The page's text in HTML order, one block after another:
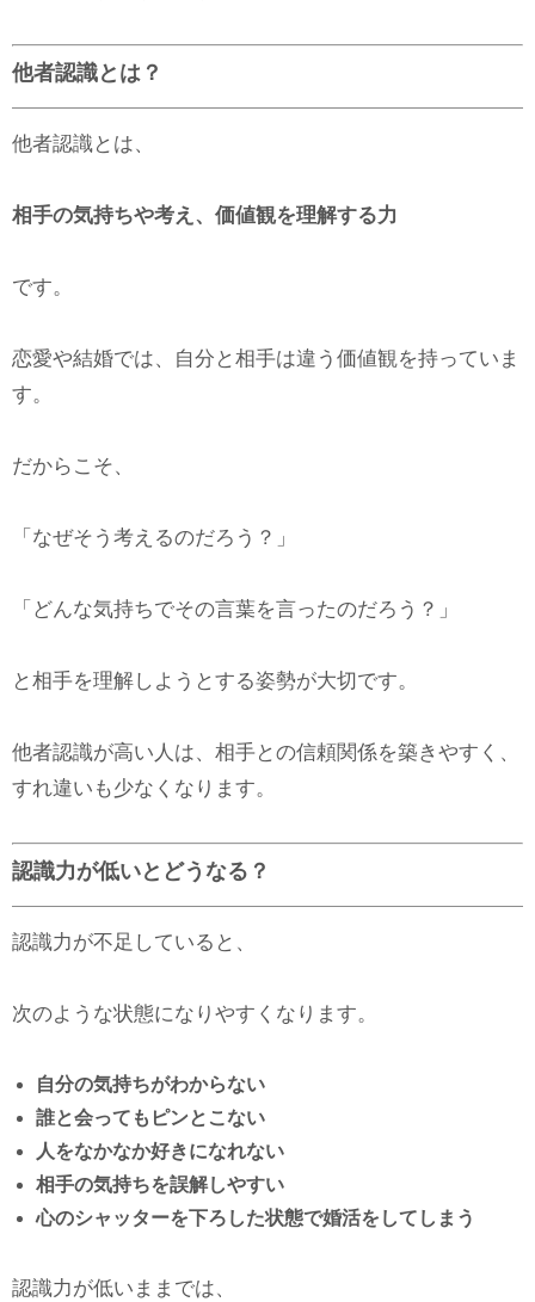
他者認識とは？
他者認識とは、
相手の気持ちや考え、価値観を理解する力
です。
恋愛や結婚では、自分と相手は違う価値観を持っていま
す。
だからこそ、
「なぜそう考えるのだろう？」
「どんな気持ちでその言葉を言ったのだろう？」
と相手を理解しようとする姿勢が大切です。
他者認識が高い人は、相手との信頼関係を築きやすく、
すれ違いも少なくなります。
認識力が低いとどうなる？
認識力が不足していると、
次のような状態になりやすくなります。
自分の気持ちがわからない
誰と会ってもピンとこない
人をなかなか好きになれない
相手の気持ちを誤解しやすい
心のシャッターを下ろした状態で婚活をしてしまう
認識力が低いままでは、